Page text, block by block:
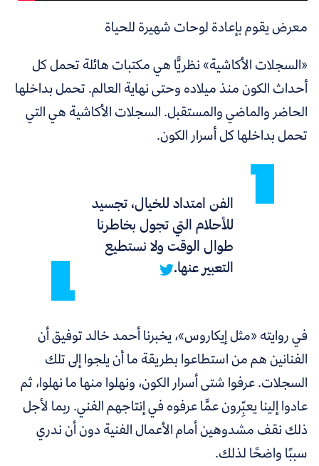
معرض يقوم بإعادة لوحات شهيرة للحياة
«السجلات الأكاشية»نظريًّا هي مكتبات هائلة تحمل كل
أحداث الكون منذ ميلاده وحتى نهاية العالم. تحمل بداخلها
الحاضر والماضي والمستقبل. السجلات الأكاشية هي التي
تحمل بداخلها كل أسرار الكون.
الفن امتداد للخيال، تجسيد
للأحلام التي تجول بخاطرنا
طوال الوقت ولا نستطيع
التعبير عنها.
في روايته«مثل إيكاروس»، يخبرنا أحمد خالد توفيق أن
الفنانين هم من استطاعوا بطريقة ما أن يلجوا إلى تلك
السجلات. عرفوا شتى أسرار الكون، ونهلوا منها ما نهلوا، ثم
عادوا إلينا يعبِّرون عمَّا عرفوه في إنتاجهم الفني. ربما لأجل
ذلك نقف مشدوهين أمام الأعمال الفنية دون أن ندري
سببًا واضحًا لذلك.